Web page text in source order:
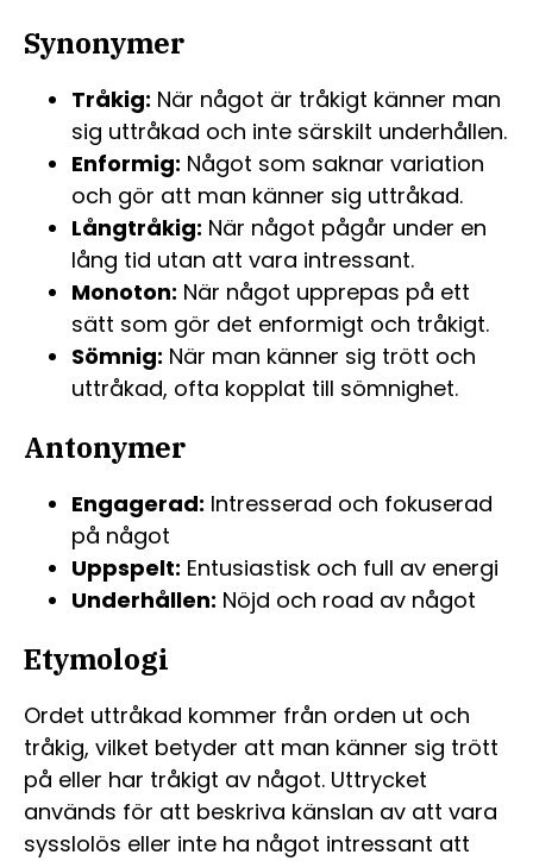
Synonymer
Tråkig: När något är tråkigt känner man
sig uttråkad och inte särskilt underhållen.
Enformig: Något som saknar variation
och gör att man känner sig uttråkad.
Långtråkig: När något pågår under en
lång tid utan att vara intressant.
Monoton: När något upprepas på ett
sätt som gör det enformigt och tråkigt.
Sömnig: När man känner sig trött och
uttråkad, ofta kopplat till sömnighet.
Antonymer
Engagerad: Intresserad och fokuserad
på något
Uppspelt: Entusiastisk och full av energi
Underhållen: Nöjd och road av något
Etymologi
Ordet uttråkad kommer från orden ut och
tråkig, vilket betyder att man känner sig trött
på eller har tråkigt av något. Uttrycket
används för att beskriva känslan av att vara
sysslolös eller inte ha något intressant att